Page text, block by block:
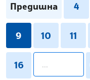
Предишна 4
9 10 11
16